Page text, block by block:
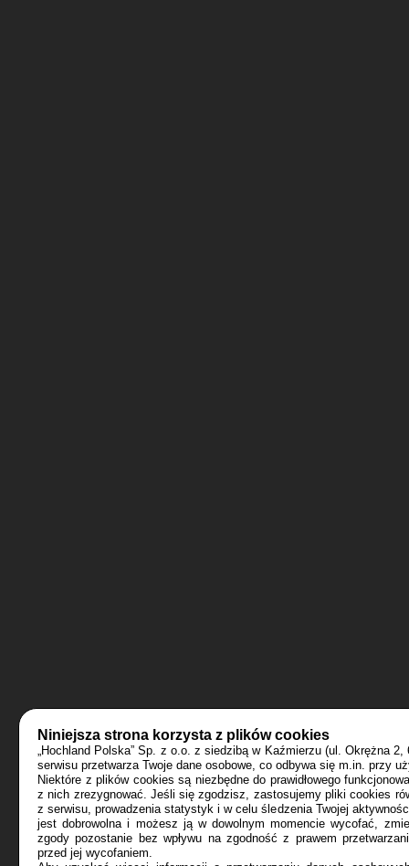
Niniejsza strona korzysta z plików cookies
„Hochland Polska” Sp. z o.o. z siedzibą w Kaźmierzu (ul. Okrężna
serwisu przetwarza Twoje dane osobowe, co odbywa się m.in. przy
Niektóre z plików cookies są niezbędne do prawidłowego
z nich zrezygnować. Jeśli się zgodzisz, zastosujemy pliki cookies
z serwisu, prowadzenia statystyk i w celu śledzenia Twojej
jest dobrowolna i możesz ją w dowolnym momencie wycofać,
zgody pozostanie bez wpływu na zgodność z prawem
przed jej wycofaniem.